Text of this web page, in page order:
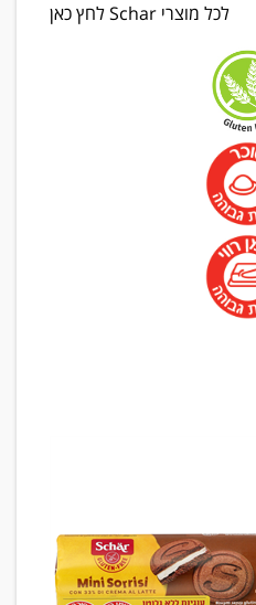
לכל מוצרי Schar לחץ כאן